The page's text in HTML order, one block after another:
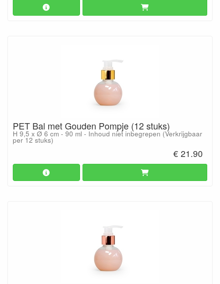
PET Bal met Gouden Pompje (12 stuks)
H 9,5 x Ø 6 cm - 90 ml - Inhoud niet inbegrepen (Verkrijgbaar
per 12 stuks)
€ 21.90